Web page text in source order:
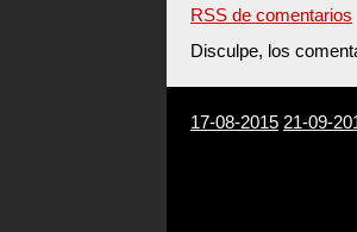
RSS de comentarios
Disculpe, los
17-08-2015 21-09-